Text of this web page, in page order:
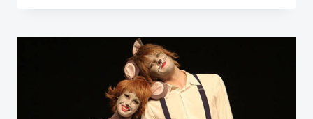
ДАСКАМА
СРПСКОГ
НАРОДНОГ
ПОЗОРИШТА